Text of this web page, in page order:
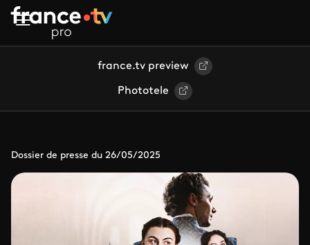
Aller au contenu principal
france.tv preview
Phototele
Dossier de presse du 26/05/2025